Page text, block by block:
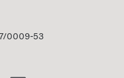
0009-53